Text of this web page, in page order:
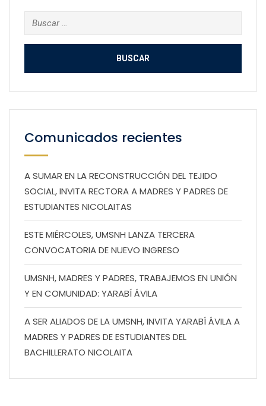
Buscar:
Comunicados recientes
A SUMAR EN LA RECONSTRUCCIÓN DEL TEJIDO
SOCIAL, INVITA RECTORA A MADRES Y PADRES DE
ESTUDIANTES NICOLAITAS
ESTE MIÉRCOLES, UMSNH LANZA TERCERA
CONVOCATORIA DE NUEVO INGRESO
UMSNH, MADRES Y PADRES, TRABAJEMOS EN UNIÓN
Y EN COMUNIDAD: YARABÍ ÁVILA
A SER ALIADOS DE LA UMSNH, INVITA YARABÍ ÁVILA A
MADRES Y PADRES DE ESTUDIANTES DEL
BACHILLERATO NICOLAITA